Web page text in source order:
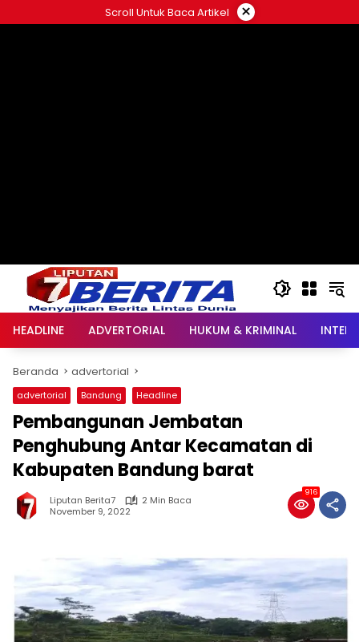
ke
Scroll Untuk Baca Artikel ×
HEADLINE ADVERTORIAL HUKUM & KRIMINAL
Beranda advertorial
advertorial Bandung Headline
Pembangunan Jembatan
Penghubung Antar Kecamatan di
Kabupaten Bandung barat
Liputan Berita7
2 Min Baca
November 9, 2022
916